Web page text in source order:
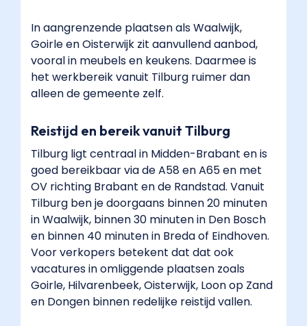
In aangrenzende plaatsen als Waalwijk,
Goirle en Oisterwijk zit aanvullend aanbod,
vooral in meubels en keukens. Daarmee is
het werkbereik vanuit Tilburg ruimer dan
alleen de gemeente zelf.
Reistijd en bereik vanuit Tilburg
Tilburg ligt centraal in Midden-Brabant en is
goed bereikbaar via de A58 en A65 en met
OV richting Brabant en de Randstad. Vanuit
Tilburg ben je doorgaans binnen 20 minuten
in Waalwijk, binnen 30 minuten in Den Bosch
en binnen 40 minuten in Breda of Eindhoven.
Voor verkopers betekent dat dat ook
vacatures in omliggende plaatsen zoals
Goirle, Hilvarenbeek, Oisterwijk, Loon op Zand
en Dongen binnen redelijke reistijd vallen.